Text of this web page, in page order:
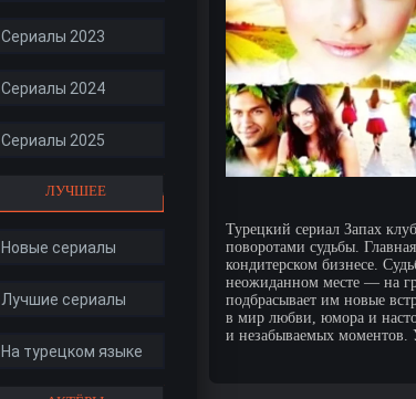
Сериалы 2023
Сериалы 2024
Сериалы 2025
ЛУЧШЕЕ
Новые сериалы
Лучшие сериалы
На турецком языке
Турецкий сериал Запах
поворотами судьбы.
кондитерском бизнесе.
неожиданном месте — на
подбрасывает им новые
в мир любви, юмора и
и незабываемых моментов.